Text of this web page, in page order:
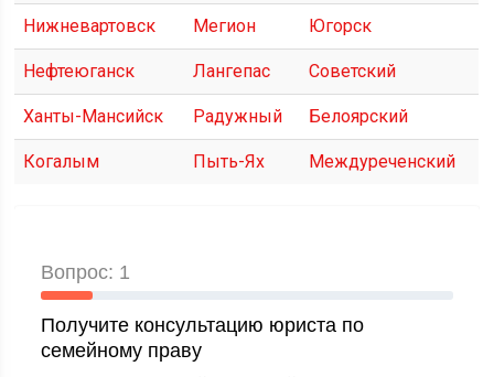
Нижневартовск Мегион Югорск
Нефтеюганск Лангепас Советский
Ханты-Мансийск Радужный Белоярский
Когалым Пыть-Ях Междуреченский